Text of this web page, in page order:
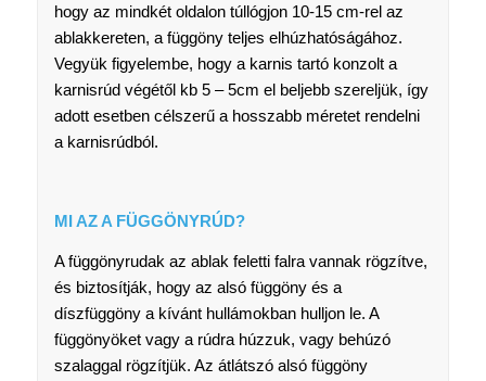
hogy az mindkét oldalon túllógjon 10-15 cm-rel az
ablakkereten, a függöny teljes elhúzhatóságához.
Vegyük figyelembe, hogy a karnis tartó konzolt a
karnisrúd végétől kb 5 – 5cm el beljebb szereljük, így
adott esetben célszerű a hosszabb méretet rendelni
a karnisrúdból.
MI AZ A FÜGGÖNYRÚD?
A függönyrudak az ablak feletti falra vannak rögzítve,
és biztosítják, hogy az alsó függöny és a
díszfüggöny a kívánt hullámokban hulljon le. A
függönyöket vagy a rúdra húzzuk, vagy behúzó
szalaggal rögzítjük. Az átlátszó alsó függöny